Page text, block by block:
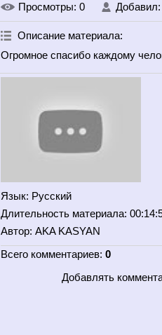
Просмотры: 0 Добавил:
Описание материала:
Огромное спасибо каждому
Язык: Русский
Длительность материала:
Автор: AKA KASYAN
Всего комментариев: 0
Добавлять